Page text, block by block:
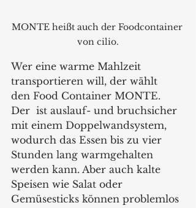
MONTE heißt auch der Foodcontainer
von cilio.
Wer eine warme Mahlzeit
transportieren will, der wählt
den Food Container MONTE.
Der  ist auslauf- und bruchsicher
mit einem Doppelwandsystem,
wodurch das Essen bis zu vier
Stunden lang warmgehalten
werden kann. Aber auch kalte
Speisen wie Salat oder
Gemüsesticks können problemlos